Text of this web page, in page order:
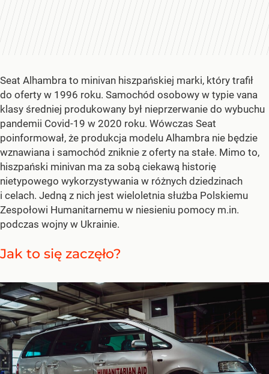
Seat Alhambra to minivan hiszpańskiej marki, który trafił
do oferty w 1996 roku. Samochód osobowy w typie vana
klasy średniej produkowany był nieprzerwanie do wybuchu
pandemii Covid-19 w 2020 roku. Wówczas Seat
poinformował, że produkcja modelu Alhambra nie będzie
wznawiana i samochód zniknie z oferty na stałe. Mimo to,
hiszpański minivan ma za sobą ciekawą historię
nietypowego wykorzystywania w różnych dziedzinach
i celach. Jedną z nich jest wieloletnia służba Polskiemu
Zespołowi Humanitarnemu w niesieniu pomocy m.in.
podczas wojny w Ukrainie.
Jak to się zaczęło?